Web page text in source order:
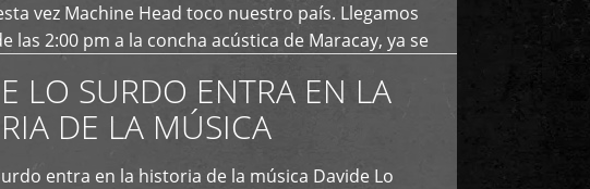
vez Machine Head toco nuestro país. Llegamos
las 2:00 pm a la concha acústica de Maracay, ya se
LO SURDO ENTRA EN LA
DE LA MÚSICA
entra en la historia de la música Davide Lo